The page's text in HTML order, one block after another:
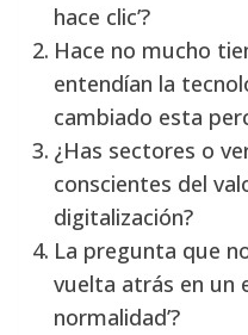
hace clic’?
Hace no mucho
entendían la
cambiado esta
¿Has sectores o
conscientes del
digitalización?
La pregunta que
vuelta atrás en un
normalidad’?